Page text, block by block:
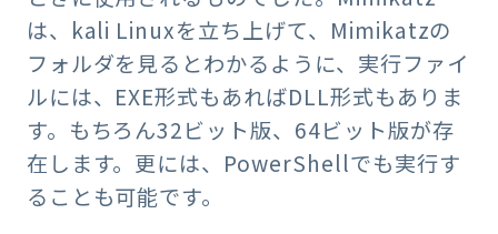
は、kali Linuxを立ち上げて、Mimikatzの
フォルダを見るとわかるように、実行ファイ
ルには、EXE形式もあればDLL形式もありま
す。もちろん32ビット版、64ビット版が存
在します。更には、PowerShellでも実行す
ることも可能です。